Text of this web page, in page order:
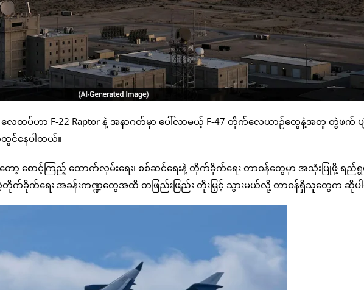
ေတပ်ဟာ F-22 Raptor နဲ့ အနာဂတ်မှာ ပေါ်လာမယ့် F-47 တိုက်လေယာဉ်တွေနဲ့အတူ တွဲဖက် ပ
င်နေပါတယ်။
ာ့ စောင့်ကြည့် ထောက်လှမ်းရေး၊ စစ်ဆင်ရေးနဲ့ တိုက်ခိုက်ရေး တာဝန်တွေမှာ အသုံးပြုဖို့ ရည်
ည့်တဲ့တိုက်ခိုက်ရေး အခန်းကဏ္ဍတွေအထိ တဖြည်းဖြည်း တိုးမြှင့် သွားမယ်လို့ တာဝန်ရှိသူတွေက ဆို